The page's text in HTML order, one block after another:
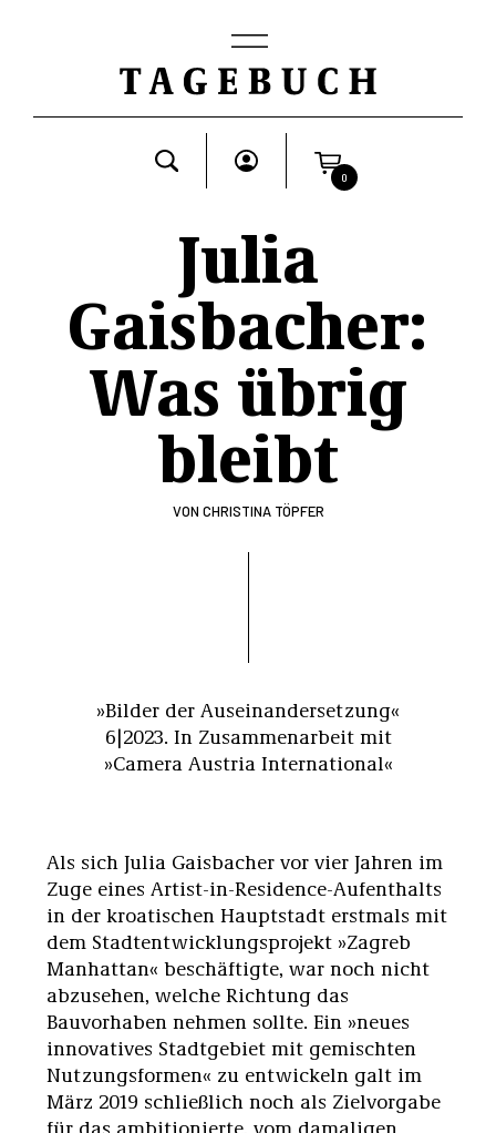
0
Julia
Gaisbacher:
Was übrig
bleibt
VON CHRISTINA TÖPFER
»Bilder der Auseinandersetzung«
6|2023. In Zusammenarbeit mit
»Camera Austria International«
Als sich Julia Gaisbacher vor vier Jahren im
Zuge eines Artist-in-Residence-Aufenthalts
in der kroatischen Hauptstadt erstmals mit
dem Stadtentwicklungsprojekt »Zagreb
Manhattan« beschäftigte, war noch nicht
abzusehen, welche Richtung das
Bauvorhaben nehmen sollte. Ein »neues
innovatives Stadtgebiet mit gemischten
Nutzungsformen« zu entwickeln galt im
März 2019 schließlich noch als Zielvorgabe
für das ambitionierte, vom damaligen